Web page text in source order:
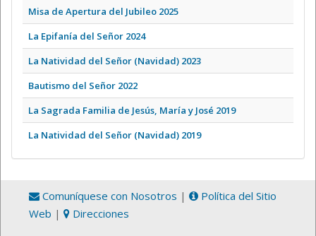
Misa de Apertura del Jubileo 2025
La Epifanía del Señor 2024
La Natividad del Señor (Navidad) 2023
Bautismo del Señor 2022
La Sagrada Familia de Jesús, María y José 2019
La Natividad del Señor (Navidad) 2019
Comuníquese con Nosotros |
Política del Sitio
Web | Direcciones